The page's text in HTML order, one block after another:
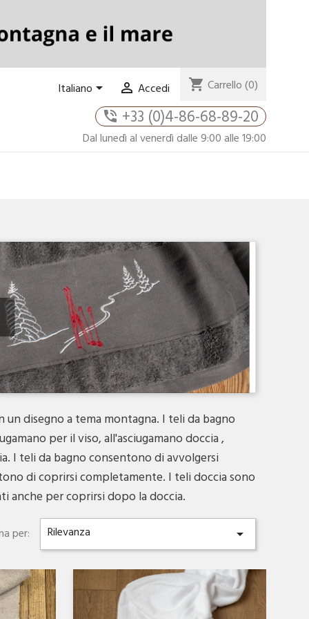
Italiano  Accedi shopping_cart Carrello(0)
phone_in_talk +33 (0)4-86-68-89-20
Dal lunedì al venerdì dalle 9:00 alle 19:00
disegno a tema montagna. I teli da bagno
per il viso, all'asciugamano doccia ,
I teli da bagno consentono di avvolgersi
di coprirsi completamente. I teli doccia sono
anche per coprirsi dopo la doccia.
per: Rilevanza

Anteprima